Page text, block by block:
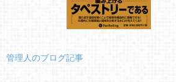
管理人のブログ記事